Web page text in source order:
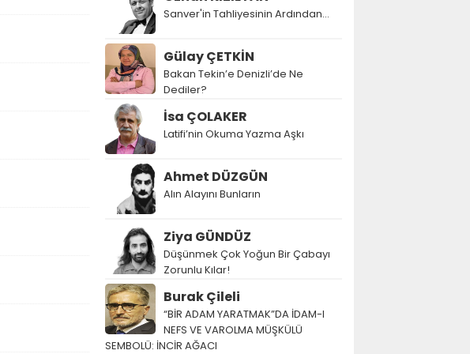
Sanver'in Tahliyesinin Ardından…
Gülay ÇETKİN
Bakan Tekin’e Denizli’de Ne
Dediler?
İsa ÇOLAKER
Latifi’nin Okuma Yazma Aşkı
Ahmet DÜZGÜN
Alın Alayını Bunların
Ziya GÜNDÜZ
Düşünmek Çok Yoğun Bir Çabayı
Zorunlu Kılar!
Burak Çileli
“BİR ADAM YARATMAK”DA İDAM-I
NEFS VE VAROLMA MÜŞKÜLÜ
SEMBOLÜ: İNCİR AĞACI